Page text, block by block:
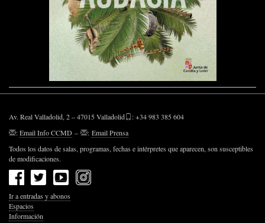
Av. Real Valladolid, 2 – 47015 Valladolid
: +34 983 385 604
:Email Info CCMD – : Email Prensa
Todos los datos de salas, programas, fechas e intérpretes que aparecen, son susceptibles
de modificaciones.
Ir a entradas y abonos
Espacios
Información